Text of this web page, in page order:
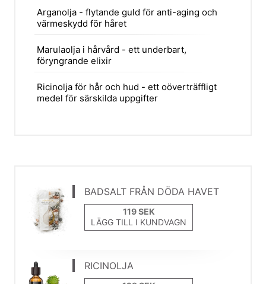
Arganolja - flytande guld för anti-aging och
värmeskydd för håret
Marulaolja i hårvård - ett underbart,
föryngrande elixir
Ricinolja för hår och hud - ett oöverträffligt
medel för särskilda uppgifter
BADSALT FRÅN DÖDA HAVET
LÄGG TILL I KUNDVAGN
RICINOLJA